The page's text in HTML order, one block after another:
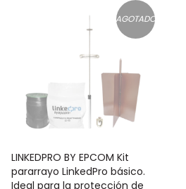
AGOTADO
LINKEDPRO BY EPCOM Kit
pararrayo LinkedPro básico.
Ideal para la protección de